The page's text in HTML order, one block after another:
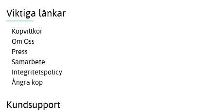
Viktiga länkar
Köpvillkor
Om Oss
Press
Samarbete
Integritetspolicy
Ångra köp
Kundsupport